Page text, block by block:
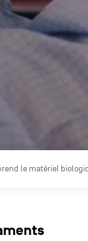
le matériel